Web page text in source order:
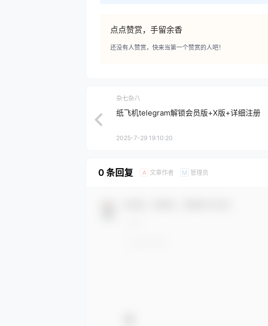
点点赞赏，手留余香
还没有人赞赏，快来当第一个赞赏的人吧！
杂七杂八
纸飞机telegram解锁会员版+X版+详细注册
2025-7-29 19:10:20
0 条回复 A 文章作者 M 管理员